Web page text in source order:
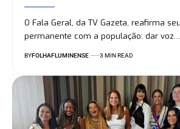
O Fala Geral, da TV Gazeta, reafirma
permanente com a população: dar voz…
BYFOLHAFLUMINENSE 3 MIN READ